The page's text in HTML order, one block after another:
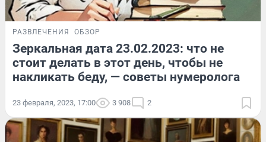
РАЗВЛЕЧЕНИЯ ОБЗОР
Зеркальная дата 23.02.2023: что не
стоит делать в этот день, чтобы не
накликать беду, — советы нумеролога
23 февраля, 2023, 17:00 3 908 2